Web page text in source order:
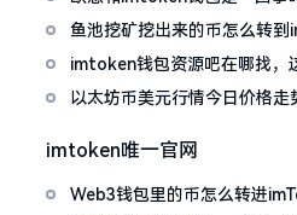
包
鱼池挖矿挖出来的币怎么转到
imtoken钱包资源吧在哪找，
以太坊币美元行情今日价格走
imtoken唯一官网
Web3钱包里的币怎么转进